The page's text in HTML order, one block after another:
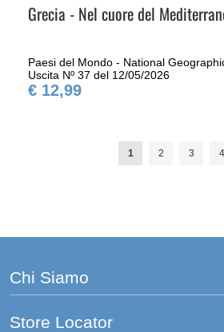
Grecia - Nel cuore del
Paesi del Mondo - National
Uscita Nº 37 del 12/05/2026
€ 12,99
Pagina
Attualmente
1 Pagina
2 Pagina
3 4
Chi Siamo
Store Locator